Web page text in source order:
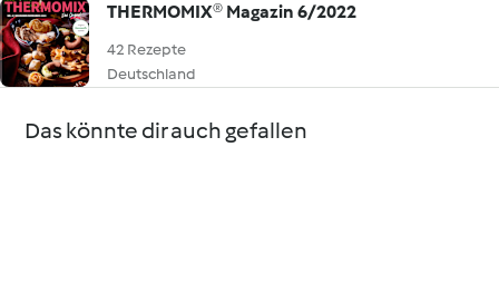
THERMOMIX® Magazin 6/2022
42 Rezepte
Deutschland
Das könnte dir auch gefallen